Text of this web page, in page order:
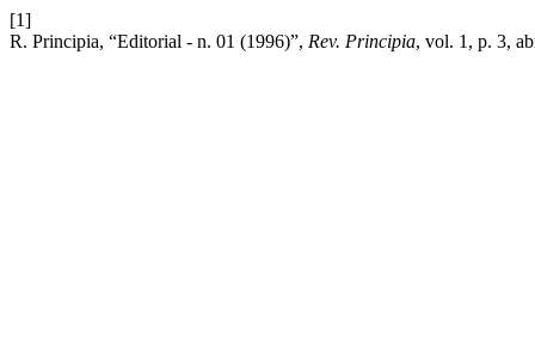
[1]
R. Principia, “Editorial - n. 01 (1996)”, Rev. Principia, vol. 1, p. 3,